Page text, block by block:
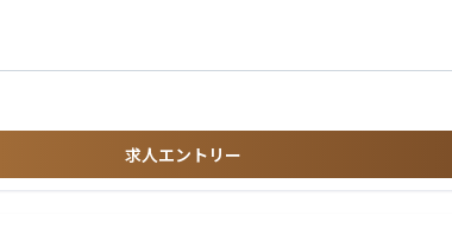
って頂きます。
求人エントリー